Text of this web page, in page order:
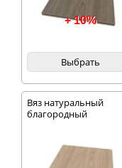
+ 10%
Выбрать
Вяз натуральный
благородный